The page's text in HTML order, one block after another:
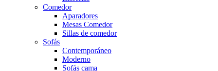
Comedor
Aparadores
Mesas Comedor
Sillas de comedor
Sofás
Contemporáneo
Moderno
Sofás cama